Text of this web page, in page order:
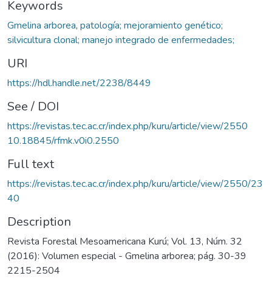
Keywords
Gmelina arborea, patología; mejoramiento genético;
silvicultura clonal; manejo integrado de enfermedades;
URI
https://hdl.handle.net/2238/8449
See / DOI
https://revistas.tec.ac.cr/index.php/kuru/article/view/2550
10.18845/rfmk.v0i0.2550
Full text
https://revistas.tec.ac.cr/index.php/kuru/article/view/2550/23
40
Description
Revista Forestal Mesoamericana Kurú; Vol. 13, Núm. 32
(2016): Volumen especial - Gmelina arborea; pág. 30-39
2215-2504